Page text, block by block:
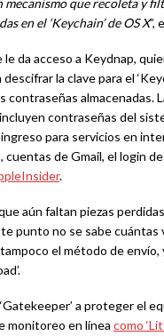
mecanismo que recoleta y
en el ‘Keychain’ de OS X”,
le da acceso a Keydnap,
la clave para el
contraseñas almacenadas.
incluyen contraseñas del
para servicios en
cuentas de Gmail, el login
.
aún faltan piezas
punto no se sabe cuántas
el método de envío,
a proteger el
monitoreo en línea como